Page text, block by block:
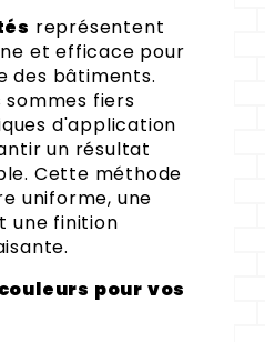
représentent
et efficace pour
des bâtiments.
sommes fiers
d'application
un résultat
Cette méthode
uniforme, une
une finition
pour vos